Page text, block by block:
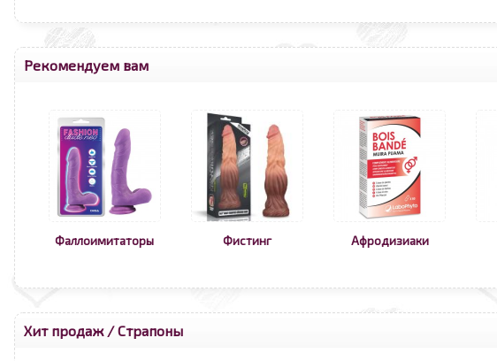
Рекомендуем вам
Фаллоимитаторы Фистинг Афродизиаки
Хит продаж/Страпоны